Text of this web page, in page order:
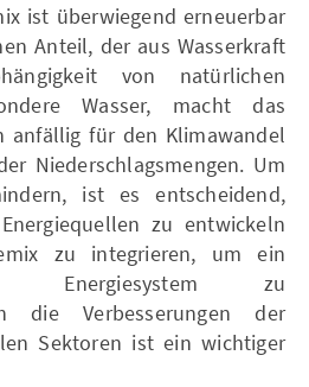
ist überwiegend erneuerbar
Anteil, der aus Wasserkraft
von natürlichen
Wasser, macht das
anfällig für den Klimawandel
Niederschlagsmengen. Um
ist es entscheidend,
zu entwickeln
zu integrieren, um ein
Energiesystem zu
die Verbesserungen der
Sektoren ist ein wichtiger